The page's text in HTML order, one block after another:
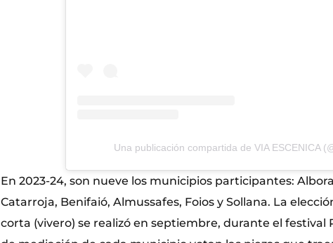
Una publicación compartida de VIA ESCENICA
En 2023-24, son nueve los municipios participantes:
Catarroja, Benifaió, Almussafes, Foios y Sollana. La
corta (vivero) se realizó en septiembre, durante el festival